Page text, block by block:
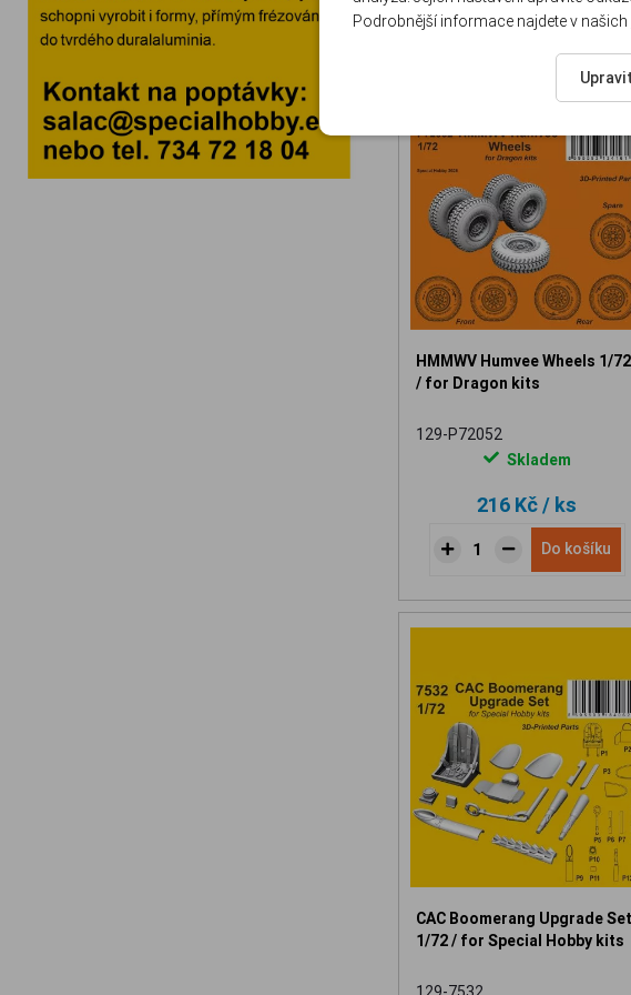
NOVINKA
HMMWV Humvee Wheels 1/72
/ for Dragon kits
129-P72052
Skladem
216 Kč/ ks
Do košíku
CAC Boomerang Upgrade Set
1/72 / for Special Hobby kits
Podrobnější informace najdete v našich